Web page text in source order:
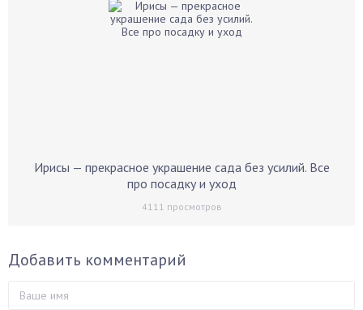
Ирисы — прекрасное украшение сада без усилий. Все
про посадку и уход
4111 просмотров
Добавить комментарий